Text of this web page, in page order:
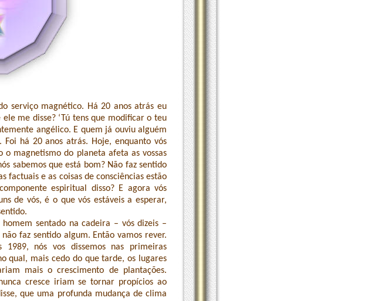
serviço magnético. Há 20 anos atrás eu
me disse? ‘Tú tens que modificar o teu
angélico. E quem já ouviu alguém
há 20 anos atrás. Hoje, enquanto vós
o magnetismo do planeta afeta as vossas
sabemos que está bom? Não faz sentido
factuais e as coisas de consciências estão
espiritual disso? E agora vós
de vós, é o que vós estáveis a esperar,
sentado na cadeira – vós dizeis –
faz sentido algum. Então vamos rever.
1989, nós vos dissemos nas primeiras
qual, mais cedo do que tarde, os lugares
mais o crescimento de plantações.
cresce iriam se tornar propícios ao
que uma profunda mudança de clima